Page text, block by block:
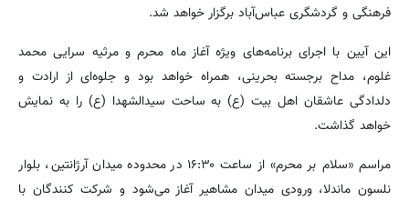
فرهنگی و گردشگری عباس‌آباد برگزار خواهد شد.
این آیین با اجرای برنامه‌های ویژه آغاز ماه محرم و مرثیه ‌سرایی محمد
غلوم، مداح برجسته بحرینی، همراه خواهد بود و جلوه‌ای از ارادت و
دلدادگی عاشقان اهل ‌بیت (ع) به ساحت سیدالشهدا (ع) را به نمایش
خواهد گذاشت.
مراسم «سلام بر محرم» از ساعت ۱۶:۳۰ در محدوده میدان آرژانتین، بلوار
نلسون ماندلا، ورودی میدان مشاهیر آغاز می‌شود و شرکت‌ کنندگان با